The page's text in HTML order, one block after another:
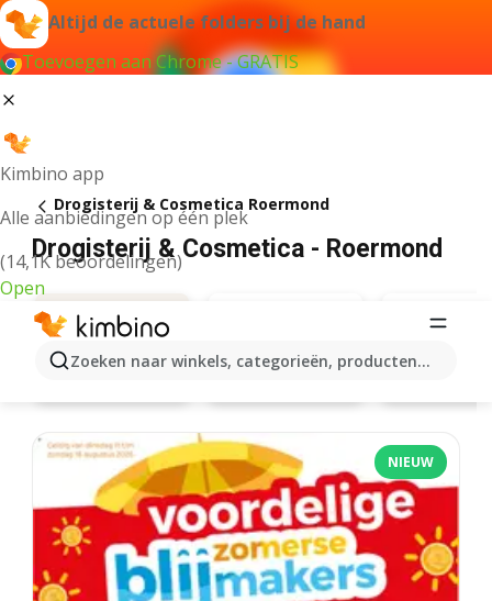
Altijd de actuele folders bij de hand
Toevoegen aan Chrome - GRATIS
Kimbino app
Alle aanbiedingen op één plek
(14,1K beoordelingen)
Open
Zoeken naar winkels, categorieën, producten...
Drogisterij & Cosmetica Roermond
Drogisterij & Cosmetica - Roermond
Kruidvat
NIEUW